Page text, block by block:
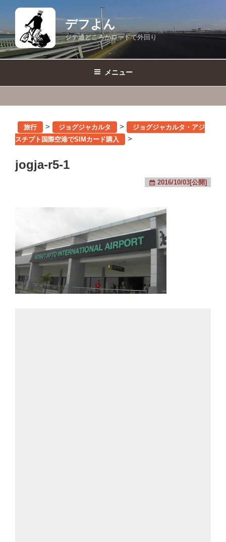
テ
ン
ツ
デフよん
ジテ通どころかロードで外回り
メニュー
旅行 > ジョグジャカルタ >
ジョグジャカルタ・アジ
スチプト国際空港でSIMカード購入
>
jogja-r5-1
2016/10/03[公開]